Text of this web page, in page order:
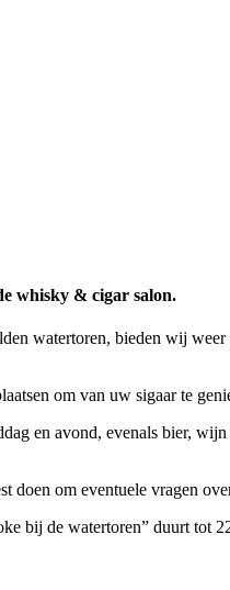
whisky & cigar salon.
watertoren, bieden wij
om van uw sigaar te
en avond, evenals bier,
om eventuele vragen
bij de watertoren” duurt tot